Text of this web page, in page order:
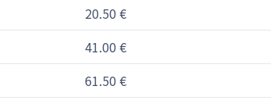
20.50 €
41.00 €
61.50 €